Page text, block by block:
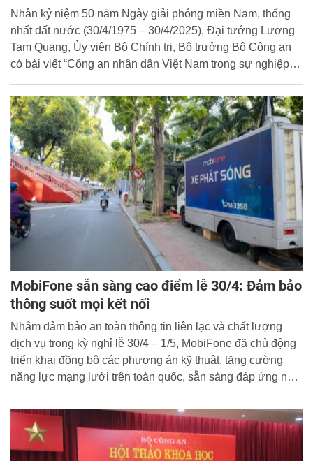
Nhân kỷ niệm 50 năm Ngày giải phóng miền Nam, thống
nhất đất nước (30/4/1975 – 30/4/2025), Đại tướng Lương
Tam Quang, Ủy viên Bộ Chính trị, Bộ trưởng Bộ Công an
có bài viết “Công an nhân dân Việt Nam trong sự nghiệp
Cổng Thông tin điện tử Học viện trân trọng giới thiệu nội
dung bài viết của đồng chí Bộ trưởng.
MobiFone sẵn sàng cao điểm lễ 30/4: Đảm bảo
thông suốt mọi kết nối
Nhằm đảm bảo an toàn thông tin liên lạc và chất lượng
dịch vụ trong kỳ nghỉ lễ 30/4 – 1/5, MobiFone đã chủ động
triển khai đồng bộ các phương án kỹ thuật, tăng cường
năng lực mạng lưới trên toàn quốc, sẵn sàng đáp ứng nhu
ngày hội lớn của đất nước.